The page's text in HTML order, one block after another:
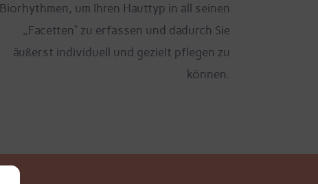
Biorhythmen, um Ihren Hauttyp in all seinen
„Facetten“ zu erfassen und dadurch Sie
äußerst individuell und gezielt pflegen zu
können.